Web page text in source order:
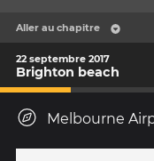
Aller au chapitre
22 septembre 2017
Brighton beach
Melbourne